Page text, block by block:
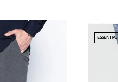
ESSENTIAL